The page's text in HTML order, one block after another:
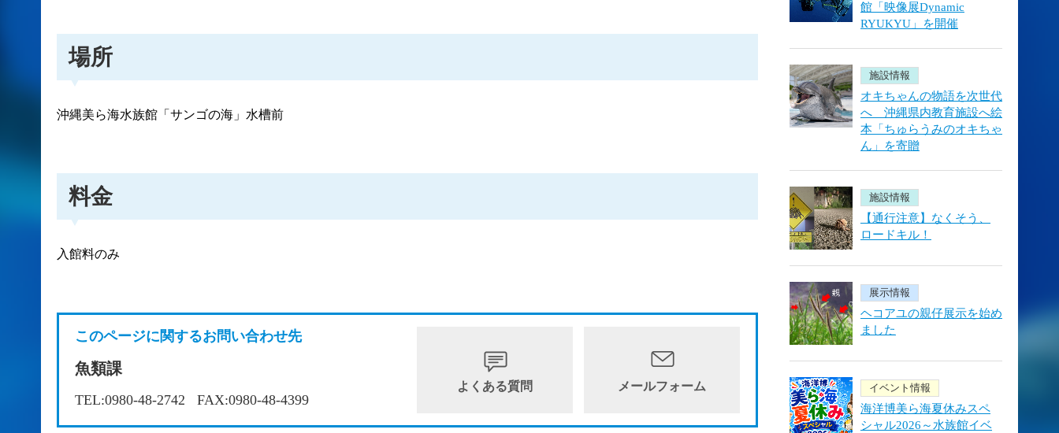
場所
沖縄美ら海水族館「サンゴの海」水槽前
料金
入館料のみ
このページに関するお問い合わせ先
魚類課
TEL:0980-48-2742 FAX:0980-48-4399
よくある質問 メールフォーム
館「映像展Dynamic
RYUKYU」を開催
施設情報
オキちゃんの物語を次世代
へ 沖縄県内教育施設へ絵
本「ちゅらうみのオキちゃ
ん」を寄贈
施設情報
【通行注意】なくそう、
ロードキル！
展示情報
ヘコアユの親仔展示を始め
ました
イベント情報
海洋博美ら海夏休みスペ
シャル2026～水族館イベ